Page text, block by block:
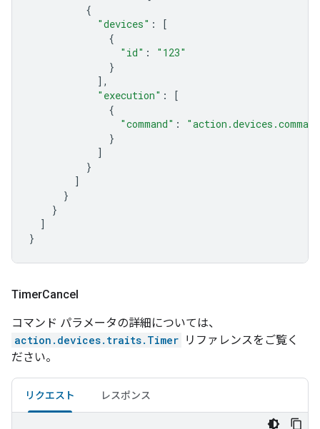
{
"devices" :
[
{
"id" :
"123"
}
],
"execution" :
[
{
"command" :
}
]
}
]
}
}
]
}
TimerCancel
コマンド パラメータの詳細については、
action.devices.traits.Timer リファレンスをご覧く
ださい。
リクエスト レスポンス